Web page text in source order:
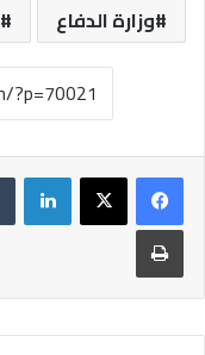
وزارة الدفاع
لينكدإن
طباعة